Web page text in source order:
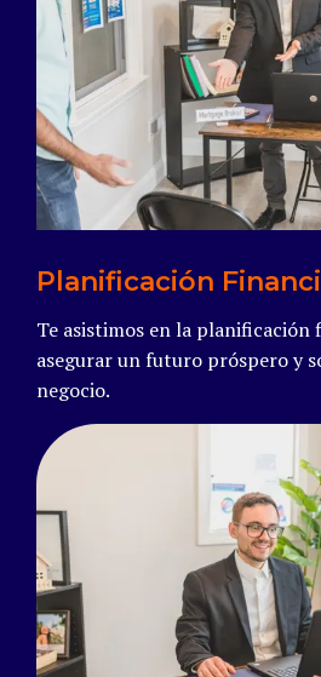
Read
Planificación
Te asistimos en la planificación
asegurar un futuro próspero y
negocio.
Read